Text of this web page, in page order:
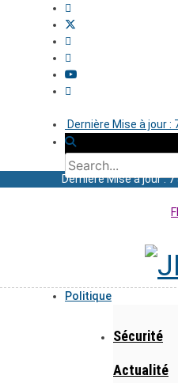
Dernière Mise à jour :
Dernière Mise à jour :
Politique
Sécurité
Actualité